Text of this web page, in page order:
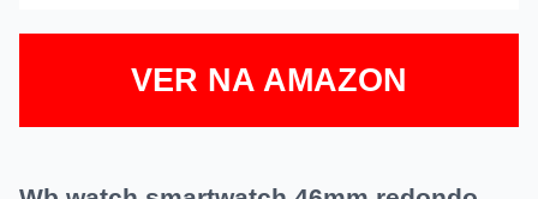
VER NA AMAZON